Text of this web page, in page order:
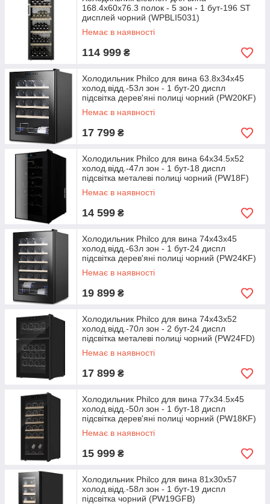
168.4x60х76.3 полок - 5 зон - 1 бут-196 ST
дисплей чорний (WPBLI5031)
Немає в наявності
114 999 ₴
Холодильник Philco для вина 63.8х34х45
холод.відд.-53л зон - 1 бут-20 диспл
підсвітка дерев'яні полиці чорний (PW20KF)
Немає в наявності
17 799 ₴
Холодильник Philco для вина 64х34.5х52
холод.відд.-47л зон - 1 бут-18 диспл
підсвітка металеві полиці чорний (PW18F)
Немає в наявності
14 599 ₴
Холодильник Philco для вина 74х43х45
холод.відд.-63л зон - 1 бут-24 диспл
підсвітка дерев'яні полиці чорний (PW24KF)
Немає в наявності
19 899 ₴
Холодильник Philco для вина 74х43х52
холод.відд.-70л зон - 2 бут-24 диспл
підсвітка металеві полиці чорний (PW24FD)
Немає в наявності
17 899 ₴
Холодильник Philco для вина 77x34.5x45
холод.відд.-50л зон - 1 бут-18 диспл
підсвітка дерев'яні полиці чорний (PW18KF)
Немає в наявності
15 999 ₴
Холодильник Philco для вина 81х30х57
холод.відд.-58л зон - 1 бут-19 диспл
підсвітка чорний (PW19GFB)